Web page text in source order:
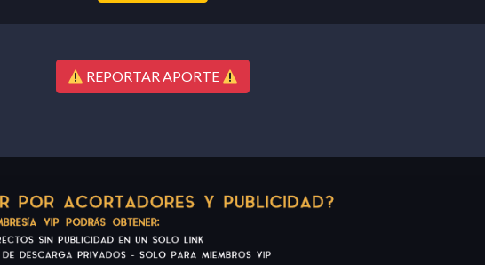
REPORTAR APORTE